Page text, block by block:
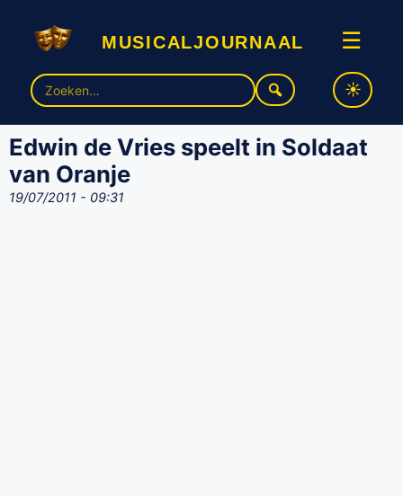
musicaljournaal ☰
Zoek
naar:
Edwin de Vries speelt in Soldaat
van Oranje
19/07/2011 - 09:31